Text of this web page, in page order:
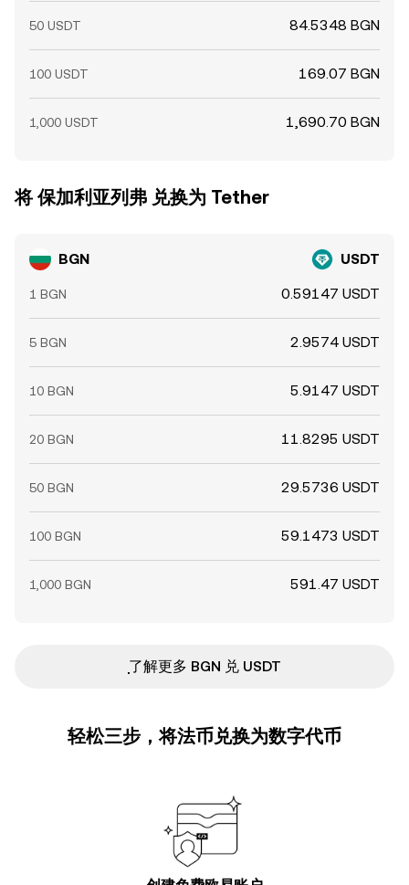
50 USDT 84.5348 BGN
100 USDT 169.07 BGN
1,000 USDT 1,690.70 BGN
将 保加利亚列弗 兑换为 Tether
BGN USDT
1 BGN 0.59147 USDT
5 BGN 2.9574 USDT
10 BGN 5.9147 USDT
20 BGN 11.8295 USDT
50 BGN 29.5736 USDT
100 BGN 59.1473 USDT
1,000 BGN 591.47 USDT
ִִִִִִִִִִִִִִִִִִִִִִִִִִִִִִִִִִִִִִִִִִִִִִִ了解更多 BGN 兑 USDT
轻松三步，将法币兑换为数字代币